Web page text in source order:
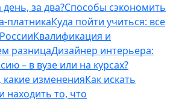
за два?Способы сэкономить
платникаКуда пойти учиться: все
Квалификация и
разницаДизайнер интерьера:
– в вузе или на курсах?
какие измененияКак искать
то, что